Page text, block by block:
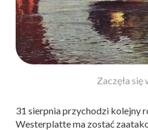
Zaczęła się
31 sierpnia przychodzi kolejny
Westerplatte ma zostać